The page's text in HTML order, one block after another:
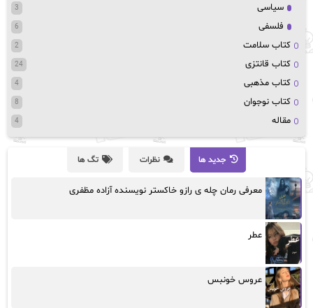
سیاسی 3
فلسفی 6
کتاب سلامت 2
کتاب قانتزی 24
کتاب مذهبی 4
کتاب نوجوان 8
مقاله 4
جدید ها نظرات تگ ها
معرفی رمان چله ی رازو خاکستر نویسنده آزاده مظفری
عطر
عروس خونبس